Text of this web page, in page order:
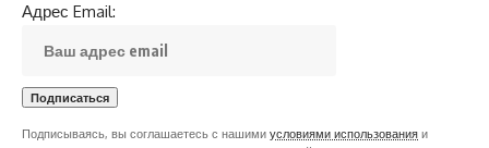
Адрес Email:
Подписываясь, вы соглашаетесь с нашими условиями использования и